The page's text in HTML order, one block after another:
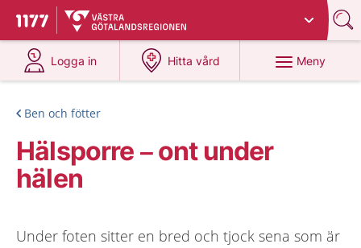
Till startsidan för 1177
Du har valt region
Logga in
på 1177.se
Hitta vård
på 1177.se
Meny
Ben och fötter
Hälsporre – ont under
hälen
Under foten sitter en bred och tjock sena som är